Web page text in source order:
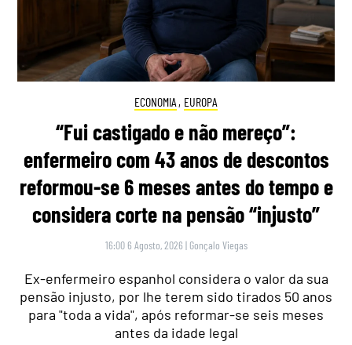
ECONOMIA , EUROPA
“Fui castigado e não mereço”:
enfermeiro com 43 anos de descontos
reformou-se 6 meses antes do tempo e
considera corte na pensão “injusto”
16:00 6 Agosto, 2026 | Gonçalo Viegas
Ex-enfermeiro espanhol considera o valor da sua
pensão injusto, por lhe terem sido tirados 50 anos
para "toda a vida", após reformar-se seis meses
antes da idade legal